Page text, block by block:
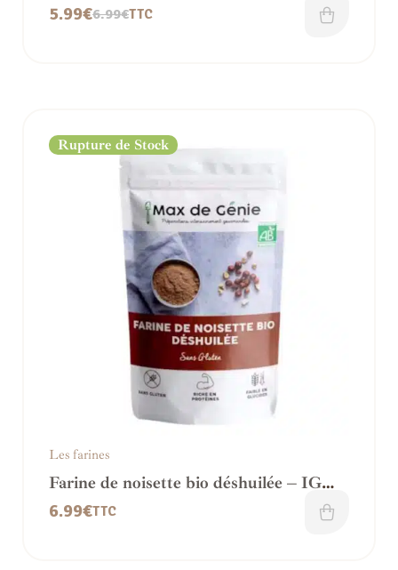
déshuilée – IG bas
6.99€
5.99€ TTC
Rupture de Stock
Les farines
Farine de noisette bio déshuilée – IG
bas, sans gluten
6.99€TTC